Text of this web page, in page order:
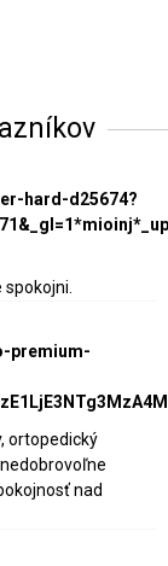
hard-d25674?
spokojni.
premium-
ortopedický
nad